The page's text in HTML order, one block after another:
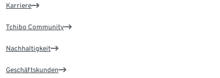
Karriere
Tchibo Community
Nachhaltigkeit
Geschäftskunden